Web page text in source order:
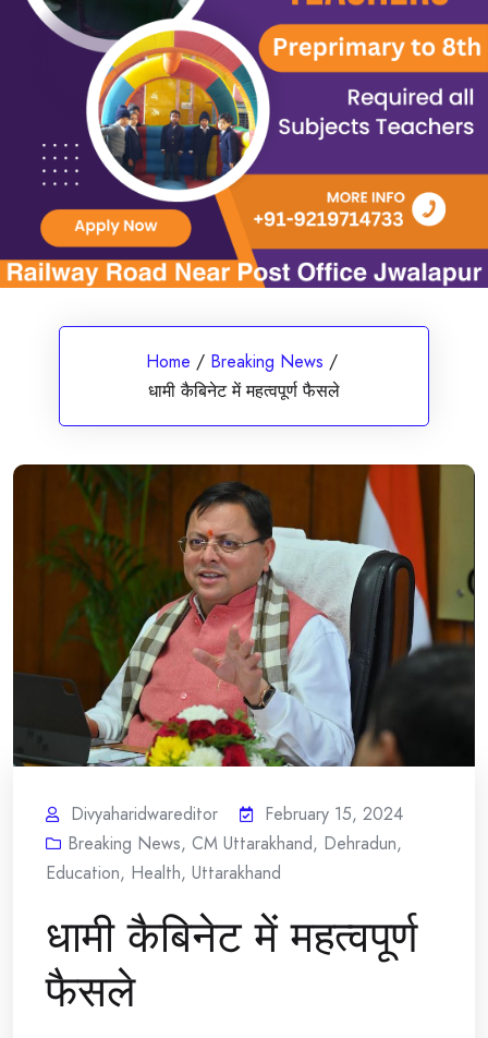
Home / Breaking News /
धामी कैबिनेट में महत्वपूर्ण फैसले
Divyaharidwareditor
February 15, 2024
Breaking News, CM Uttarakhand, Dehradun,
Education, Health, Uttarakhand
धामी कैबिनेट में महत्वपूर्ण
फैसले